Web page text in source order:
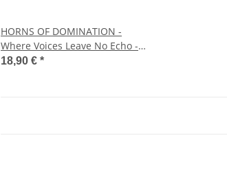
HORNS OF DOMINATION -
Where Voices Leave No Echo -
Vinyl-LP - black
18,90 € *